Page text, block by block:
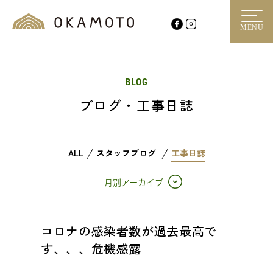
MENU
BLOG
ブログ・工事日誌
ALL スタッフブログ 工事日誌
月別アーカイブ
コロナの感染者数が過去最高で
す、、、危機感露